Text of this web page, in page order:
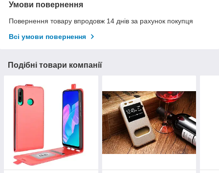
Умови повернення
Повернення товару впродовж 14 днів за рахунок покупця
Всі умови повернення
Подібні товари компанії